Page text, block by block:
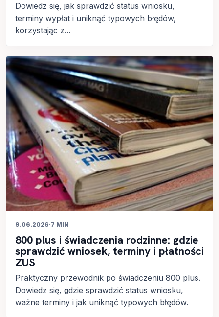
Dowiedz się, jak sprawdzić status wniosku,
terminy wypłat i uniknąć typowych błędów,
korzystając z...
9.06.2026·7 MIN
800 plus i świadczenia rodzinne: gdzie
sprawdzić wniosek, terminy i płatności
ZUS
Praktyczny przewodnik po świadczeniu 800 plus.
Dowiedz się, gdzie sprawdzić status wniosku,
ważne terminy i jak uniknąć typowych błędów.